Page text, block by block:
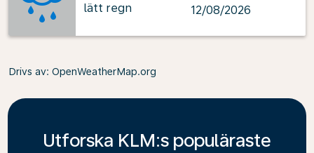
lätt regn
12/08/2026
Drivs av: OpenWeatherMap.org
Utforska KLM:s populäraste